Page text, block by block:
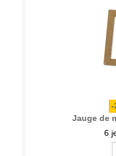
-
Jauge de
6